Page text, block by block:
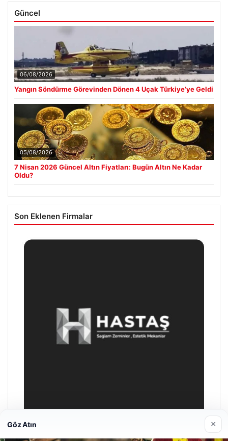
Güncel
06/08/2026
Yangın Söndürme Görevinden Dönen 4 Uçak Türkiye’ye Geldi
05/08/2026
7 Nisan 2026 Güncel Altın Fiyatları: Bugün Altın Ne Kadar
Oldu?
Son Eklenen Firmalar
Göz Atın ×